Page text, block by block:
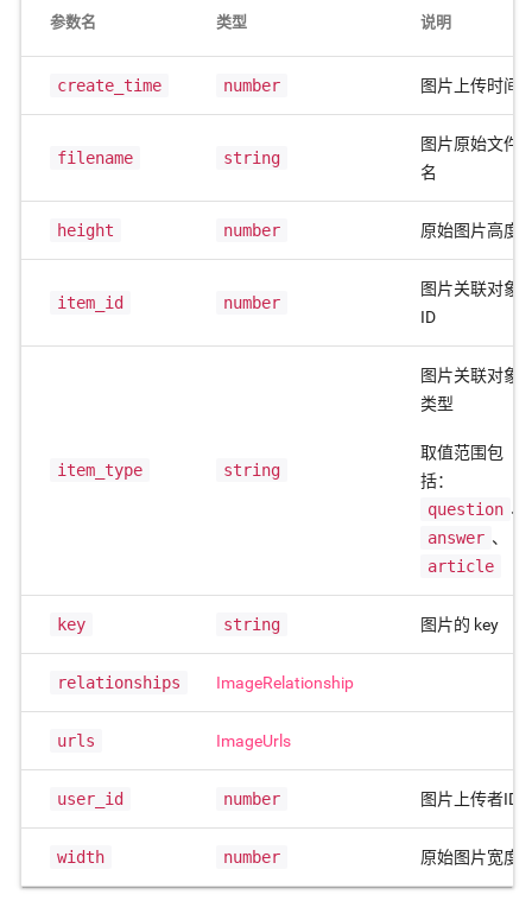
参数名 类型 说明
create_time number 图片上传时间
filename string
图片原始文件
名
height number 原始图片高度
item_id number
图片关联对象
ID
item_type string
图片关联对象
类型
取值范围包
括：
question 、
answer 、
article
key string 图片的 key
relationships ImageRelationship
urls ImageUrls
user_id number 图片上传者ID
width number 原始图片宽度